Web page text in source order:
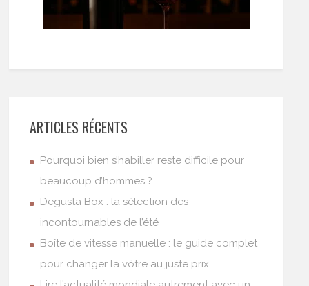
ARTICLES RÉCENTS
Pourquoi bien s’habiller reste difficile pour
beaucoup d’hommes ?
Degusta Box : la sélection des
incontournables de l’été
Boîte de vitesse manuelle : le guide complet
pour changer la vôtre au juste prix